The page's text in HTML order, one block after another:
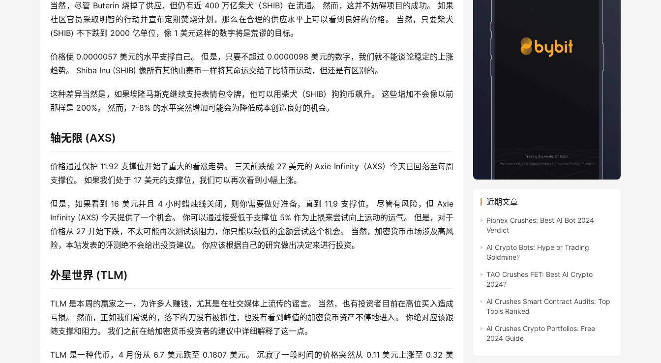
当然，尽管 Buterin 烧掉了供应，但仍有近 400 万亿柴犬（SHIB）在流通。 然而，这并不妨碍项目的成功。 如果
社区官员采取明智的行动并宣布定期焚烧计划，那么在合理的供应水平上可以看到良好的价格。 当然，只要柴犬
(SHIB) 不下跌到 2000 亿单位，像 1 美元这样的数字将是荒谬的目标。
价格使 0.0000057 美元的水平支撑自己。 但是，只要不超过 0.0000098 美元的数字，我们就不能谈论稳定的上涨
趋势。 Shiba Inu (SHIB) 像所有其他山寨币一样将其命运交给了比特币运动，但还是有区别的。
这种差异当然是，如果埃隆马斯克继续支持表情包令牌，他可以用柴犬（SHIB）狗狗币飙升。 这些增加不会像以前
那样是 200%。 然而，7-8% 的水平突然增加可能会为降低成本创造良好的机会。
轴无限 (AXS)
价格通过保护 11.92 支撑位开始了重大的看涨走势。 三天前跌破 27 美元的 Axie Infinity（AXS）今天已回落至每周
支撑位。 如果我们处于 17 美元的支撑位，我们可以再次看到小幅上涨。
但是，如果看到 16 美元并且 4 小时蜡烛线关闭，则你需要做好准备，直到 11.9 支撑位。 尽管有风险，但 Axie
Infinity (AXS) 今天提供了一个机会。 你可以通过接受低于支撑位 5% 作为止损来尝试向上运动的运气。 但是，对于
价格从 27 开始下跌，不太可能再次测试该阻力，你只能以较低的金额尝试这个机会。 当然，加密货币市场涉及高风
险，本站发表的评测绝不会给出投资建议。 你应该根据自己的研究做出决定来进行投资。
外星世界 (TLM)
TLM 是本周的赢家之一，为许多人赚钱，尤其是在社交媒体上流传的谣言。 当然，也有投资者目前在高位买入造成
亏损。 然而，正如我们常说的，落下的刀没有被抓住，也没有看到峰值的加密货币资产不停地进入。 你绝对应该跟
随支撑和阻力。 我们之前在给加密货币投资者的建议中详细解释了这一点。
TLM 是一种代币，4 月份从 6.7 美元跌至 0.1807 美元。 沉寂了一段时间的价格突然从 0.11 美元上涨至 0.32 美
近期文章
Pionex Crushes: Best AI Bot 2024
Verdict
AI Crypto Bots: Hype or Trading
Goldmine?
TAO Crushes FET: Best AI Crypto
2024?
AI Crushes Smart Contract Audits: Top
Tools Ranked
AI Crushes Crypto Portfolios: Free
2024 Guide